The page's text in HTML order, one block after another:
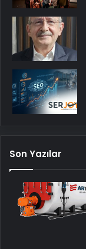
Son Yazılar